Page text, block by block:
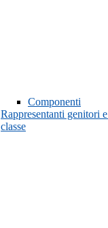
Componenti
Rappresentanti genitori
classe